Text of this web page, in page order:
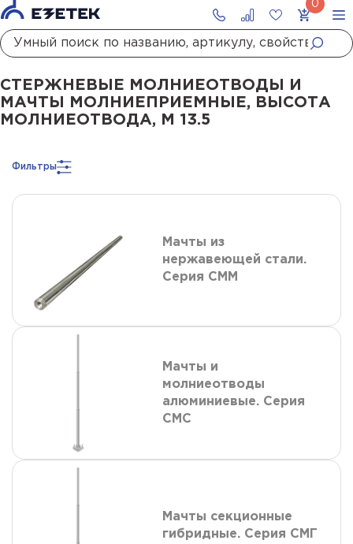
ГлавнаяКаталог Стержневые молниеотводы и мачты
СТЕРЖНЕВЫЕ МОЛНИЕОТВОДЫ И
МАЧТЫ МОЛНИЕПРИЕМНЫЕ, ВЫСОТА
МОЛНИЕОТВОДА, М 13.5
Фильтры
Мачты из
нержавеющей стали.
Серия СММ
Мачты и
молниеотводы
алюминиевые. Серия
СМС
Мачты секционные
гибридные. Серия СМГ